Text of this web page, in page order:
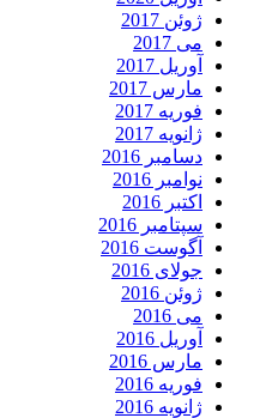
ژوئن 2017
می 2017
آوریل 2017
مارس 2017
فوریه 2017
ژانویه 2017
دسامبر 2016
نوامبر 2016
اکتبر 2016
سپتامبر 2016
آگوست 2016
جولای 2016
ژوئن 2016
می 2016
آوریل 2016
مارس 2016
فوریه 2016
ژانویه 2016